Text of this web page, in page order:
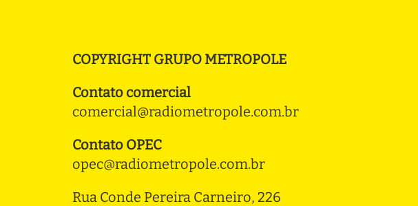
COPYRIGHT GRUPO METROPOLE
Contato comercial
comercial@radiometropole.com.br
Contato OPEC
opec@radiometropole.com.br
Rua Conde Pereira Carneiro, 226